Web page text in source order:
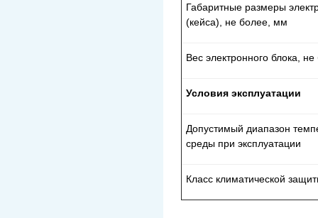
Габаритные размеры
(кейса), не более, мм
Вес электронного блока, не
Условия эксплуатации
Допустимый диапазон
среды при эксплуатации
Класс климатической